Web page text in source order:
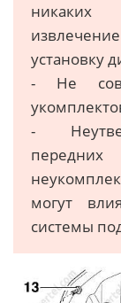
установку
- Не
-
могут
системы